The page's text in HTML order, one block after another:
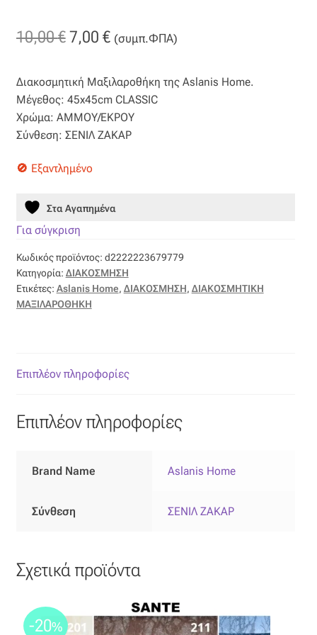
Βελουτέ
Βουάλ
Γάζα
Γκρο
Δίχτυ
Κρεπ
Λινό
Λονέτα
Μπροκάρ
Οργάντζα
10,00€Original
was:
10,00 €.
7,00 €Η
τιμή
είναι:
7,00 €.
(συμπ.ΦΠΑ)
Διακοσμητική Μαξιλαροθήκη της Aslanis Home.
Μέγεθος: 45x45cm CLASSIC
Χρώμα: ΑΜΜΟΥ/ΕΚΡΟΥ
Σύνθεση: ΣΕΝΙΛ ΖΑΚΑΡ
Εξαντλημένο
Στα Αγαπημένα
Για σύγκριση
Κωδικός προϊόντος: d2222223679779
Κατηγορία: ΔΙΑΚΟΣΜΗΣΗ
Ετικέτες: Aslanis Home, ΔΙΑΚΟΣΜΗΣΗ, ΔΙΑΚΟΣΜΗΤΙΚΗ
ΜΑΞΙΛΑΡΟΘΗΚΗ
Επιπλέον πληροφορίες
Επιπλέον πληροφορίες
Brand Name Aslanis Home
Σύνθεση ΣΕΝΙΛ ΖΑΚΑΡ
Σχετικά προϊόντα
-20%